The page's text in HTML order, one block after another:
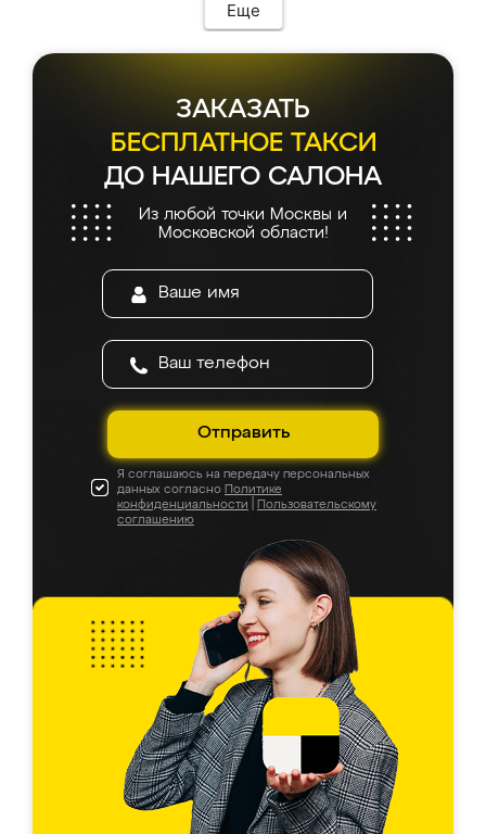
Еще
ЗАКАЗАТЬ
БЕСПЛАТНОЕ ТАКСИ
ДО НАШЕГО САЛОНА
Из любой точки Москвы и
Московской области!
Отправить
Я соглашаюсь на передачу персональных
данных согласно Политике
конфиденциальности
Пользовательскому
соглашению